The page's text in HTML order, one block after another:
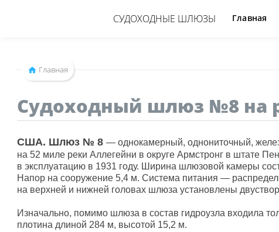
СУДОХОДНЫЕ ШЛЮЗЫ Главная
Главная
Судоходный шлюз №8 на
США. Шлюз № 8 — однокамерный, однониточный,
на 52 миле реки Аллегейни в округе Армстронг в штате
в эксплуатацию в 1931 году. Ширина шлюзовой камеры
Напор на сооружение 5,4 м. Система питания —
на верхней и нижней головах шлюза установлены
Изначально, помимо шлюза в состав гидроузла входила
плотина длиной 284 м, высотой 15,2 м.